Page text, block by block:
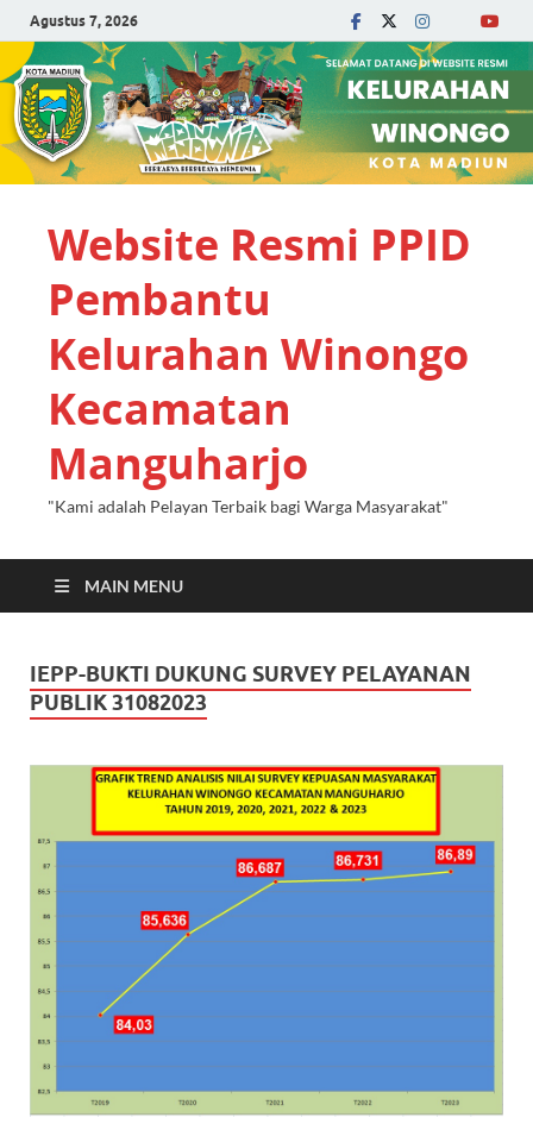
Agustus 7, 2026
Website Resmi PPID
Pembantu
Kelurahan Winongo
Kecamatan
Manguharjo
"Kami adalah Pelayan Terbaik bagi Warga Masyarakat"
MAIN MENU
IEPP-BUKTI DUKUNG SURVEY PELAYANAN
PUBLIK 31082023